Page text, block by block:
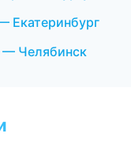
Екатеринбург
Челябинск